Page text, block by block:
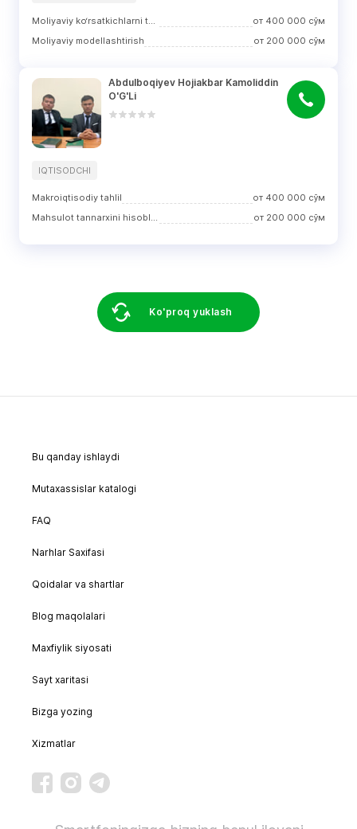
Moliyaviy ko‘rsatkichlarni tahlil qilish от 400 000 сўм
Moliyaviy modellashtirish
от 200 000 сўм
Abdulboqiyev Hojiakbar Kamoliddin
O'G'Li
IQTISODCHI
Makroiqtisodiy tahlil от 400 000 сўм
Mahsulot tannarxini hisoblash
от 200 000 сўм
Ko'proq yuklash
Bu qanday ishlaydi
Mutaxassislar katalogi
FAQ
Narhlar Saxifasi
Qoidalar va shartlar
Blog maqolalari
Maxfiylik siyosati
Sayt xaritasi
Bizga yozing
Xizmatlar